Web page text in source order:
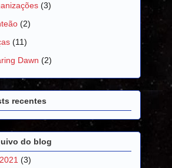
(3)
(2)
(11)
Dawn (2)
recentes
do blog
2021 (3)